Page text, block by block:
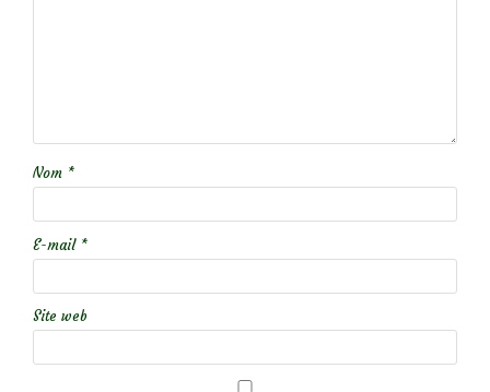
Nom *
E-mail *
Site web